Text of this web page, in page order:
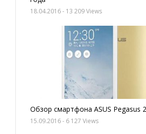
18.04.2016- 13 209 Views
Обзор смартфона ASUS Pegasus
15.09.2016- 6 127 Views